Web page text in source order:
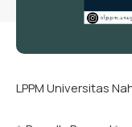
LPPM Universitas